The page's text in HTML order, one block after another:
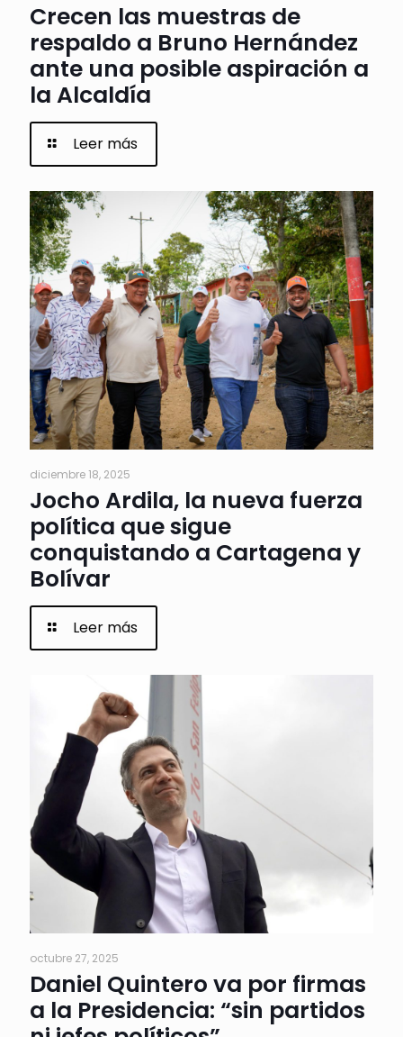
Crecen las muestras de
respaldo a Bruno Hernández
ante una posible aspiración a
la Alcaldía
Leer más
diciembre 18, 2025
Jocho Ardila, la nueva fuerza
política que sigue
conquistando a Cartagena y
Bolívar
Leer más
octubre 27, 2025
Daniel Quintero va por firmas
a la Presidencia: “sin partidos